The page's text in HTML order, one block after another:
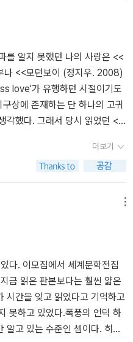
디 '히스클리프'라고 쓸 수밖
검은피부와 채찍을 생각하면
쇼에 대한 그의 감정도 매우 미
어튼을 자기와 같은 비참한 처
다. 이상하게 캐서린을 닮은
가는 헤어튼,, 힌들리와 닮은 구
음은 대단히 혼란스러웠으리라
히스클리프의 학대에도 불구
상치 못한 방향으로 흘러간다.
을 차지하게 될 것이고 히스클
해가는데, 그 소멸에 자신이
튼의 모습은 아이러니하다. 관
해, 관습을 수호하는 주변인들
과 같다. 캐서린의 죽음에 넬리
과 함께 관을 따라가기 전에 그
더니 색다른 즐거움을 느끼며
, 이제 너는 내 거야! 나무를 휘
무가 다른 나무처럼 휘지 않고
쪽 '저 녀석은 내 기대에 어긋
어났더라면 내가 이렇게 즐거
러면 어디로 간 거지? 아! 당신
했지! 난 한 가지만 기도하겠어.
캐서린 언쇼! 당신은 내가 살아
! 당신은 내가 당신을 죽였다고
란 말이야! 죽은 사람은 죽인 사
유령이 지상을 돌아다닌다는
줘. 어떤 형체로든지, 차라리
는 이 지옥 같은 세상에 나를
수 없단 말이야!' - page 273 ~
것도 없게 되고 ​내가 고백한다
만 이 고백이 내 성격의 설명할
젠장! 오랜 싸움이었지. 이제 끝
폭풍처럼 몰아치던 복수심은
언쇼가 결혼을 하면서 잦아들게
참 딱하다는 생각이 들었습니
면 나도 얼마든지 보복을 하겠
이 뾰족한 창과 같아서, 그것을
게 다치는 법이지요.' - page 2
었던 그...이제는 포근한 하늘
을 해도 가슴이 아려오는 건...
힌다는 히스클리프는 또 어떤
는것임를 저 두툼한 볼륨을 통
터들의극단의 성격들과 비이성
과 복수'라는 하나의 주제로 수
-를 외치게 된다. 읽는 내내 속
다 읽고 나서 여운에 잠기고 다
그 매력!!! 역시 고전은 괜히 고
가득차 그 감정의 찌끄러기를
복수심을 삶의 원동력으로
의 무덤을 파 자신의 사후에 그
지 그녀의 영혼이 옆에 있는 듯
랑에 바친, 사랑밖에 모르는 남
하지 않은 야성 그대로의 사랑,
매료되었던 것일까. 좀 커서 다
때 인생책으로 수차례 읽었지
류가 정정되지 않은 채 내 '사
는 다 사랑꾼이었음. 어린 내
에겐 달리 보인 에드
. 그 더러운 성질머리 다 받아
지내면서도 죽은 아내 무덤
. 어린시절 히스클리프를 학
나쁜놈인줄 알았던 힌들리도 자
고 폐인 됨. 이 사랑꾼들ㅋ고전
함. 고롬고롬. 그래서이기도
갖고 있는데 이유가 있긴 한
야 히스클리프와 캐서린의 열정
들릴 듯. 어느 정도 현실연애 겪
지 생각이 바뀌기도 하니까.
를 알지 못했던 나의 사랑은 <<
나 <<모던보이 (정지우. 2008)
love'가 유행하던 시절이기도
상에 존재하는 단 하나의 고귀
각했다. 그래서 당시 읽었던 <
랑의 기준에서 탈락해버린 셈
상을 재단하고 있었다. 세월의
가파른 언덕을 넘고 있는 지
카운티의 다리(로버트 제임
된 원숙(圓熟)한 사랑이 되었
건너와 세월만큼 빛바랜 사랑
랐던 순간들이 그리워 지고 있
수 있게 된 것이다. 얼마 전 나
폭풍의 언덕>이야기를 듣는 순
던가 싶은 생각에, 원숙해진 사
더보기
다. 이모집에서 세계문학전집
금 읽은 판본보다는 훨씬 얇은
시간을 잊고 읽었다고 기억하고
못하고 있었다.폭풍의 언덕 하
알고 있는 수준인 셈이다. 히스